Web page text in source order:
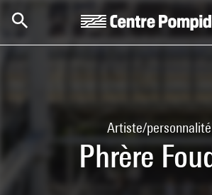
Artiste/personnalité
Phrère